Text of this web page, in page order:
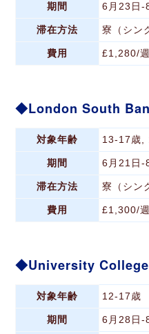
期間 6月23日-
滞在方法 寮（シン
費用 £1,280/週
London South
対象年齢 13-17歳,
期間 6月21日-
滞在方法 寮（シン
費用 £1,300/週
University
対象年齢 12-17歳
期間 6月28日-